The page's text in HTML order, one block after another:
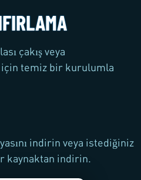
çakış veya
için temiz bir kurulumla
indirin veya istediğiniz
kaynaktan indirin.